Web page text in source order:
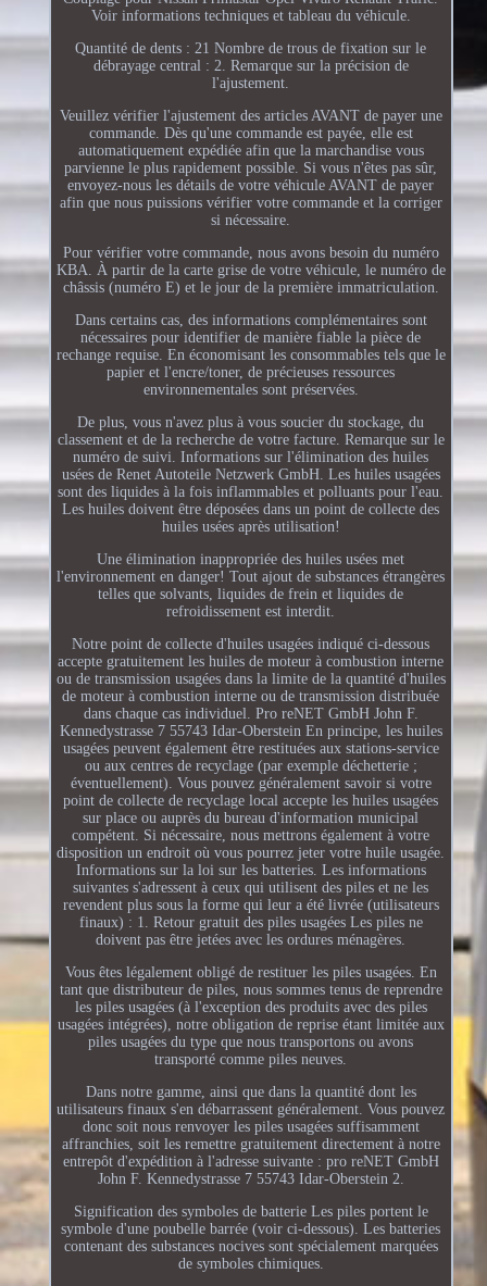
Voir informations techniques et tableau du véhicule.
Quantité de dents : 21 Nombre de trous de fixation sur le
débrayage central : 2. Remarque sur la précision de
l'ajustement.
Veuillez vérifier l'ajustement des articles AVANT de payer une
commande. Dès qu'une commande est payée, elle est
automatiquement expédiée afin que la marchandise vous
parvienne le plus rapidement possible. Si vous n'êtes pas sûr,
envoyez-nous les détails de votre véhicule AVANT de payer
afin que nous puissions vérifier votre commande et la corriger
si nécessaire.
Pour vérifier votre commande, nous avons besoin du numéro
KBA. À partir de la carte grise de votre véhicule, le numéro de
châssis (numéro E) et le jour de la première immatriculation.
Dans certains cas, des informations complémentaires sont
nécessaires pour identifier de manière fiable la pièce de
rechange requise. En économisant les consommables tels que le
papier et l'encre/toner, de précieuses ressources
environnementales sont préservées.
De plus, vous n'avez plus à vous soucier du stockage, du
classement et de la recherche de votre facture. Remarque sur le
numéro de suivi. Informations sur l'élimination des huiles
usées de Renet Autoteile Netzwerk GmbH. Les huiles usagées
sont des liquides à la fois inflammables et polluants pour l'eau.
Les huiles doivent être déposées dans un point de collecte des
huiles usées après utilisation!
Une élimination inappropriée des huiles usées met
l'environnement en danger! Tout ajout de substances étrangères
telles que solvants, liquides de frein et liquides de
refroidissement est interdit.
Notre point de collecte d'huiles usagées indiqué ci-dessous
accepte gratuitement les huiles de moteur à combustion interne
ou de transmission usagées dans la limite de la quantité d'huiles
de moteur à combustion interne ou de transmission distribuée
dans chaque cas individuel. Pro reNET GmbH John F.
Kennedystrasse 7 55743 Idar-Oberstein En principe, les huiles
usagées peuvent également être restituées aux stations-service
ou aux centres de recyclage (par exemple déchetterie ;
éventuellement). Vous pouvez généralement savoir si votre
point de collecte de recyclage local accepte les huiles usagées
sur place ou auprès du bureau d'information municipal
compétent. Si nécessaire, nous mettrons également à votre
disposition un endroit où vous pourrez jeter votre huile usagée.
Informations sur la loi sur les batteries. Les informations
suivantes s'adressent à ceux qui utilisent des piles et ne les
revendent plus sous la forme qui leur a été livrée (utilisateurs
finaux) : 1. Retour gratuit des piles usagées Les piles ne
doivent pas être jetées avec les ordures ménagères.
Vous êtes légalement obligé de restituer les piles usagées. En
tant que distributeur de piles, nous sommes tenus de reprendre
les piles usagées (à l'exception des produits avec des piles
usagées intégrées), notre obligation de reprise étant limitée aux
piles usagées du type que nous transportons ou avons
transporté comme piles neuves.
Dans notre gamme, ainsi que dans la quantité dont les
utilisateurs finaux s'en débarrassent généralement. Vous pouvez
donc soit nous renvoyer les piles usagées suffisamment
affranchies, soit les remettre gratuitement directement à notre
entrepôt d'expédition à l'adresse suivante : pro reNET GmbH
John F. Kennedystrasse 7 55743 Idar-Oberstein 2.
Signification des symboles de batterie Les piles portent le
symbole d'une poubelle barrée (voir ci-dessous). Les batteries
contenant des substances nocives sont spécialement marquées
de symboles chimiques.